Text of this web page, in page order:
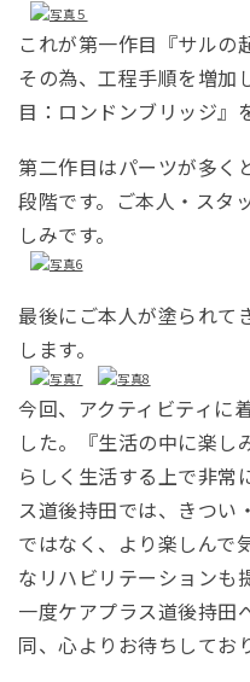
これが第一作目『サルの
その為、工程手順を増加
目：ロンドンブリッジ』
第二作目はパーツが多く
段階です。ご本人・スタ
しみです。
最後にご本人が塗られて
します。
今回、アクティビティに
した。『生活の中に楽
らしく生活する上で非常
ス道後持田では、きつい
ではなく、より楽しんで
なリハビリテーションも
一度ケアプラス道後持田
同、心よりお待ちしてお